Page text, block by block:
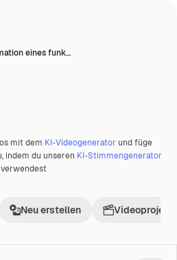
eines funk…
mit dem KI-Videogenerator und füge
indem du unseren KI-Stimmengenerator
verwendest
Neu erstellen Videoprojekt